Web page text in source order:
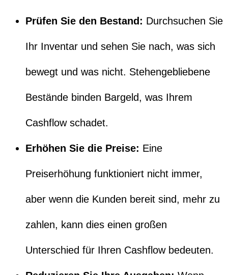
Prüfen Sie den Bestand: Durchsuchen Sie
Ihr Inventar und sehen Sie nach, was sich
bewegt und was nicht. Stehengebliebene
Bestände binden Bargeld, was Ihrem
Cashflow schadet.
Erhöhen Sie die Preise: Eine
Preiserhöhung funktioniert nicht immer,
aber wenn die Kunden bereit sind, mehr zu
zahlen, kann dies einen großen
Unterschied für Ihren Cashflow bedeuten.